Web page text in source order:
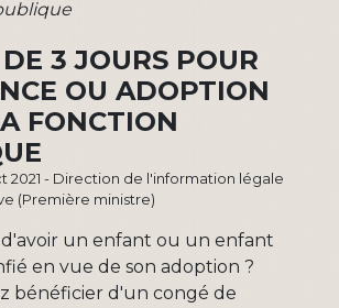
3 JOURS POUR
OU ADOPTION
FONCTION
2021 - Direction de l'information légale
(Première ministre)
d'avoir un enfant ou un enfant
en vue de son adoption ?
bénéficier d'un congé de